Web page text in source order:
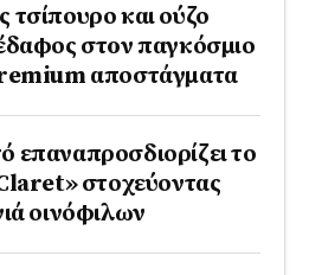
τσίπουρο και ούζο
στoν παγκόσμιο
αποστάγματα
επαναπροσδιορίζει το
στοχεύοντας
οινόφιλων